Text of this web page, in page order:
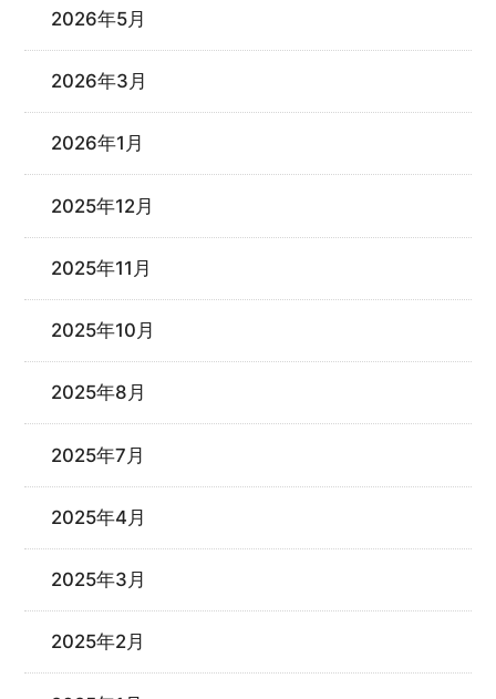
2026年5月
2026年3月
2026年1月
2025年12月
2025年11月
2025年10月
2025年8月
2025年7月
2025年4月
2025年3月
2025年2月